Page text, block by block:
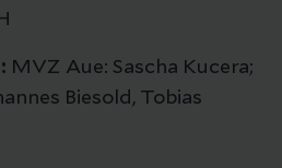
MVZ Aue: Sascha Kucera;
Biesold, Tobias